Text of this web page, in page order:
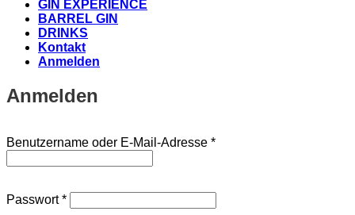
GIN EXPERIENCE
BARREL GIN
DRINKS
Kontakt
Anmelden
Anmelden
Benutzername oder E-Mail-Adresse *Erforderlich
Passwort*Erforderlich